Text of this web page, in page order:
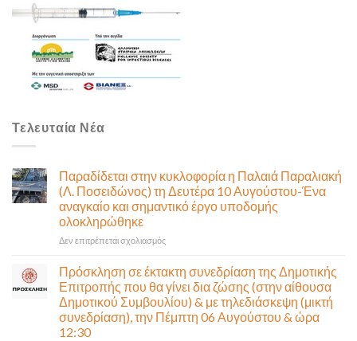
Τελευταία Νέα
Παραδίδεται στην κυκλοφορία η Παλαιά Παραλιακή
(Λ. Ποσειδώνος) τη Δευτέρα 10 Αυγούστου-Ένα
αναγκαίο και σημαντικό έργο υποδομής
ολοκληρώθηκε
Δεν επιτρέπεται σχολιασμόςστο
κυκλοφορία
η
Παλαιά
Παραλιακή
Πρόσκληση σε έκτακτη συνεδρίαση της Δημοτικής
Επιτροπής που θα γίνει δια ζώσης (στην αίθουσα
Δημοτικού Συμβουλίου) & με τηλεδιάσκεψη (μικτή
συνεδρίαση), την Πέμπτη 06 Αυγούστου & ώρα
12:30